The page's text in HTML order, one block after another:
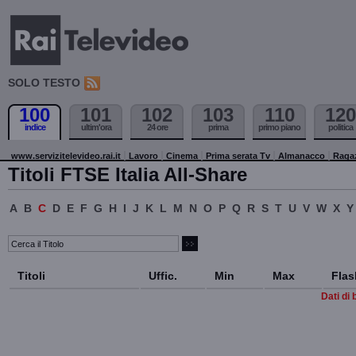
SOLO TESTO
100
indice
101
ultim'ora
102
24 ore
103
prima
110
primo piano
120
politica
www.servizitelevideo.rai.it Lavoro Cinema Prima serata Tv Almanacco
Titoli FTSE Italia All-Share
A B C D E F G H I J K L M N O P Q R S T U V W X Y
Titoli Uffic. Min Max
Dati di